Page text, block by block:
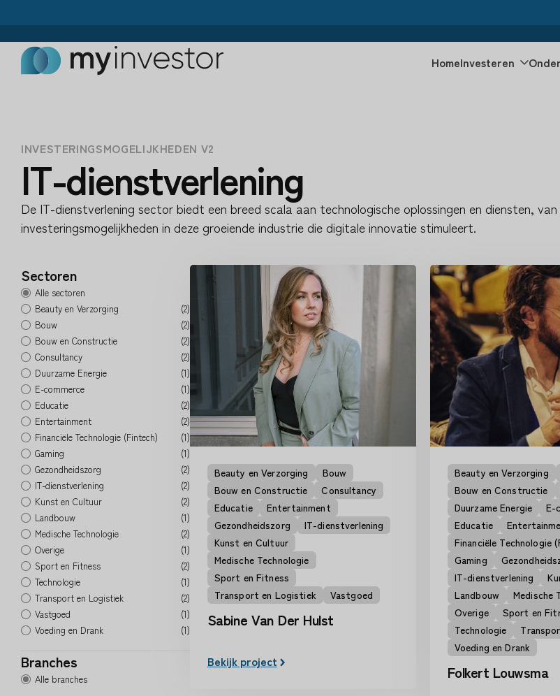
HomeInvesteren
INVESTERINGSMOGELIJKHEDEN V2
IT-dienstverlening
De IT-dienstverlening sector biedt een breed scala aan technologische oplossingen en diensten,
investeringsmogelijkheden in deze groeiende industrie die digitale innovatie stimuleert.
Sectoren
Alle sectoren
Beauty en Verzorging
(2)
Bouw
(2)
Bouw en Constructie
(2)
Consultancy
(2)
Duurzame Energie
(1)
E-commerce
(1)
Educatie
(2)
Entertainment
(2)
Financiële Technologie (Fintech)
(1)
Gaming
(1)
Gezondheidszorg
(2)
IT-dienstverlening
(2)
Kunst en Cultuur
(2)
Landbouw
(1)
Medische Technologie
(2)
Overige
(1)
Sport en Fitness
(2)
Technologie
(1)
Transport en Logistiek
(2)
Vastgoed
(1)
Voeding en Drank
(1)
Branches
Alle branches
Beauty en Verzorging
Bouw
Bouw en Constructie
Consultancy
Educatie
Entertainment
Gezondheidszorg
IT-dienstverlening
Kunst en Cultuur
Medische Technologie
Sport en Fitness
Transport en Logistiek
Vastgoed
Sabine Van Der Hulst
Bekijk project
Beauty en Verzorging
Bouw en Constructie
Duurzame Energie
E-
Educatie
Financiële Technologie
Gaming
IT-dienstverlening
Landbouw
Medische
Overige
Sport en
Technologie
Voeding en Drank
Folkert Louwsma